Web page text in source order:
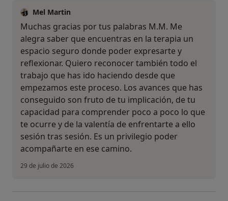
puede ser una oportunidad de transformación.
Cada proceso es único. El acompañamiento se
adapta a tu momento vital, a tu historia y a tu
ritmo, con una mirada terapéutica, humana y
respetuosa.
Si crees que este acompañamiento puede ser útil
para ti, o si tienes alguna duda, puedes ponerte
en contacto conmigo y lo valoraremos con calma.
Mel Martin
Muchas gracias por tus palabras M.M. Me
alegra saber que encuentras en la terapia un
espacio seguro donde poder expresarte y
reflexionar. Quiero reconocer también todo el
trabajo que has ido haciendo desde que
empezamos este proceso. Los avances que has
conseguido son fruto de tu implicación, de tu
capacidad para comprender poco a poco lo que
te ocurre y de la valentía de enfrentarte a ello
sesión tras sesión. Es un privilegio poder
acompañarte en ese camino.
29 de julio de 2026